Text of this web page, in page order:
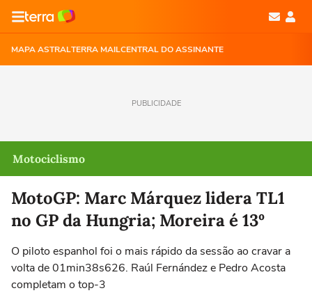
MAPA ASTRALTERRA MAILCENTRAL DO ASSINANTE
PUBLICIDADE
Motociclismo
MotoGP: Marc Márquez lidera TL1
no GP da Hungria; Moreira é 13º
O piloto espanhol foi o mais rápido da sessão ao cravar a
volta de 01min38s626. Raúl Fernández e Pedro Acosta
completam o top-3